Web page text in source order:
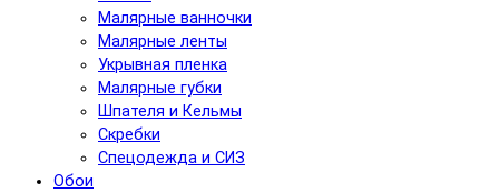
Малярные ванночки
Малярные ленты
Укрывная пленка
Малярные губки
Шпателя и Кельмы
Скребки
Спецодежда и СИЗ
Обои